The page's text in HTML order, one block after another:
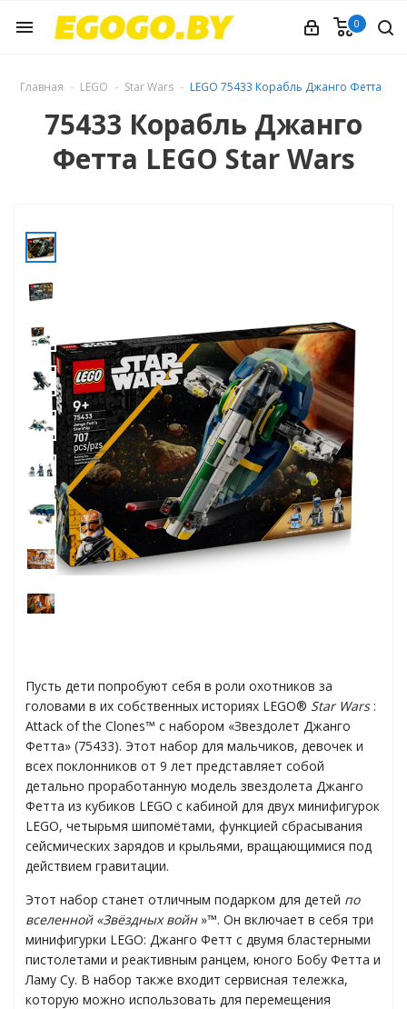
menu 0
Главная LEGO Star Wars LEGO 75433 Корабль Джанго Фетта
75433 Корабль Джанго
Фетта LEGO Star Wars
Пусть дети попробуют себя в роли охотников за
головами в их собственных историях LEGO® Star Wars:
Attack of the Clones™ с набором «Звездолет Джанго
Фетта» (75433). Этот набор для мальчиков, девочек и
всех поклонников от 9 лет представляет собой
детально проработанную модель звездолета Джанго
Фетта из кубиков LEGO с кабиной для двух минифигурок
LEGO, четырьмя шипомётами, функцией сбрасывания
сейсмических зарядов и крыльями, вращающимися под
действием гравитации.
Этот набор станет отличным подарком для детей по
вселенной «Звёздных войн»™. Он включает в себя три
минифигурки LEGO: Джанго Фетт с двумя бластерными
пистолетами и реактивным ранцем, юного Бобу Фетта и
Ламу Су. В набор также входит сервисная тележка,
которую можно использовать для перемещения